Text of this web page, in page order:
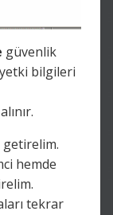
güvenlik
bilgileri
getirelim.
hemde
tekrar